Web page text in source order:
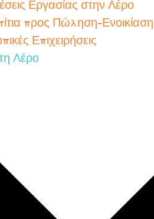
Εργασίας στην Λέρο
προς Πώληση-Ενοικίαση
Επιχειρήσεις
Λέρο